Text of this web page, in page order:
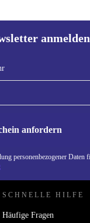
anfordern
personenbezogener Daten
Informationen über die
NEW.
SCHNELLE HILFE
Häufige Fragen